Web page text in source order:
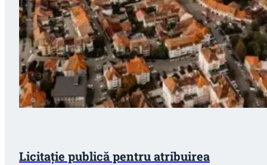
Licitație publică pentru atribuirea